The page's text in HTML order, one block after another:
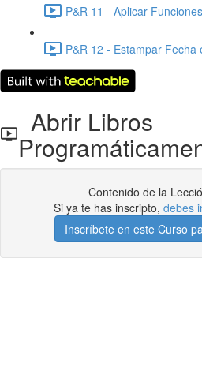
P&R 11 - Aplicar
P&R 12 - Estampar
Abrir Libros
Contenido de la
Si ya te has inscripto, debes
Inscríbete en este Curso